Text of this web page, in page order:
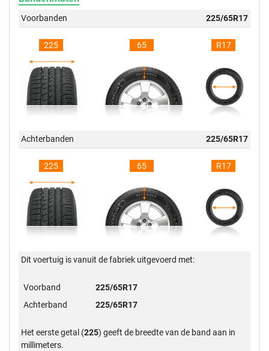
Voorbanden 225/65R17
225 65 R17
Achterbanden 225/65R17
225 65 R17
Dit voertuig is vanuit de fabriek uitgevoerd met:
Voorband
225/65R17
Achterband
225/65R17
Het eerste getal (225) geeft de breedte van de band aan in
millimeters.